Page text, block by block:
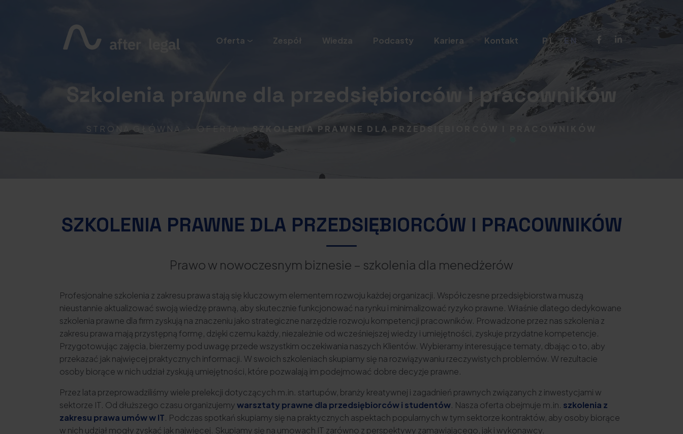
Oferta Zespół Wiedza Podcasty Kariera Kontakt PL EN
Szkolenia prawne dla przedsiębiorców i pracowników
STRONA GŁÓWNA OFERTA SZKOLENIA PRAWNE DLA PRZEDSIĘBIORCÓW I PRACOWNIKÓW
SZKOLENIA PRAWNE DLA PRZEDSIĘBIORCÓW I PRACOWNIKÓW
Prawo w nowoczesnym biznesie – szkolenia dla menedżerów
Profesjonalne szkolenia z zakresu prawa stają się kluczowym elementem rozwoju każdej organizacji. Współczesne przedsiębiorstwa muszą
nieustannie aktualizować swoją wiedzę prawną, aby skutecznie funkcjonować na rynku i minimalizować ryzyko prawne. Właśnie dlatego dedykowane
szkolenia prawne dla firm zyskują na znaczeniu jako strategiczne narzędzie rozwoju kompetencji pracowników. Prowadzone przez nas szkolenia z
zakresu prawa mają przystępną formę, dzięki czemu każdy, niezależnie od wcześniejszej wiedzy i umiejętności, zyskuje przydatne kompetencje.
Przygotowując zajęcia, bierzemy pod uwagę przede wszystkim oczekiwania naszych Klientów. Wybieramy interesujące tematy, dbając o to, aby
przekazać jak najwięcej praktycznych informacji. W swoich szkoleniach skupiamy się na rozwiązywaniu rzeczywistych problemów. W rezultacie
osoby biorące w nich udział zyskują umiejętności, które pozwalają im podejmować dobre decyzje prawne.
Przez lata przeprowadziliśmy wiele prelekcji dotyczących m.in. startupów, branży kreatywnej i zagadnień prawnych związanych z inwestycjami w
sektorze IT. Od dłuższego czasu organizujemywarsztaty prawne dla przedsiębiorców i studentów. Nasza oferta obejmuje m.in. szkolenia z
zakresu prawa umów w IT. Podczas spotkań skupiamy się na praktycznych aspektach popularnych w tym sektorze kontraktów, aby osoby biorące
w nich udział mogły zyskać jak najwięcej. Skupiamy się na umowach IT zarówno z perspektywy zamawiającego, jak i wykonawcy.